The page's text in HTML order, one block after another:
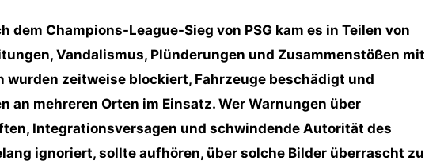
dem Champions-League-Sieg von PSG kam es in Teilen von
Vandalismus, Plünderungen und Zusammenstößen mit
wurden zeitweise blockiert, Fahrzeuge beschädigt und
an mehreren Orten im Einsatz. Wer Warnungen über
Integrationsversagen und schwindende Autorität des
ignoriert, sollte aufhören, über solche Bilder überrascht zu